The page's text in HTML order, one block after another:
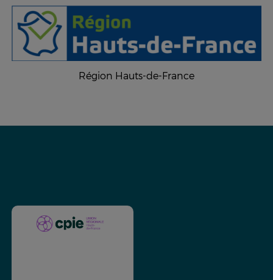
Région Hauts-de-France